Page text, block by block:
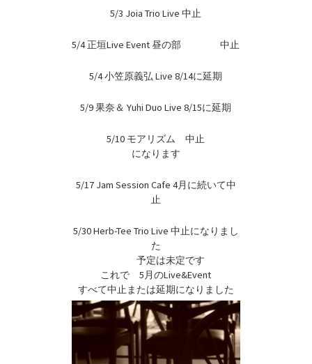
5/3 Joia Trio Live 中止
5/4 正垣Live Event 昼の部 中止
5/4 小笠原義弘 Live 8/14に延期
5/9 果奈＆ Yuhi Duo Live 8/15に延期
5/10 モアリズム 中止
になります
5/17 Jam Session Cafe 4月に続いて中
止
5/30 Herb-Tee Trio Live 中止になりまし
た
予定は未定です
これで 5月のLive&Event
すべて中止または延期になりました